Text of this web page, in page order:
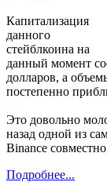
Капитализация
данного
стейблкоина на
данный момент
долларов, а
постепенно
Это довольно
назад одной из
Binance
Подробнее...